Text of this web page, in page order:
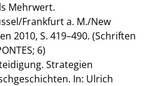
Mehrwert.
Frankfurt a. M./New
2010, S. 419–490. (Schriften
6)
Strategien
In: Ulrich